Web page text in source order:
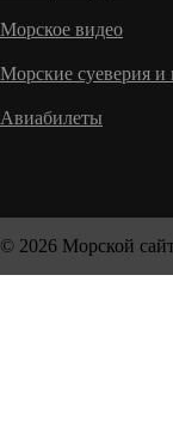
Морское видео
Морские суеверия и
Авиабилеты
© 2026 Морской